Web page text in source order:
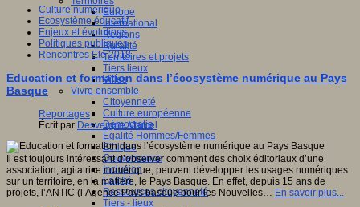
Europe
International
Régions
Ruralité
Territoires et projets
Tiers lieux
Villes
Vivre ensemble
Citoyenneté
Culture européenne
Démocratie
Egalité Hommes/Femmes
Ethique
Gouvernance
Inclusion
Laïcité
Ressources citoyenneté
Tiers - lieux
Culture numérique
Ecosystème éducatif
Enjeux et évolutions
Politiques publiques
Rencontres Eté 2018
Education et formation dans l’écosystème numérique au Pays
Basque
Reportages
Écrit par Desvergne Marcel
Il est toujours intéressant d’observer comment des choix éditoriaux d’une
association, agitatrice numérique, peuvent développer les usages numériques
sur un territoire, en la matière, le Pays Basque. En effet, depuis 15 ans de
projets, l’ANTIC (l’Agence Pays basque pour les Nouvelles… En savoir plus...